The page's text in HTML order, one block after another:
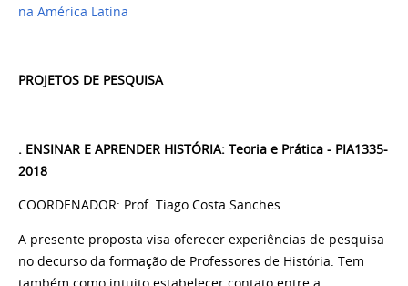
na América Latina
PROJETOS DE PESQUISA
. ENSINAR E APRENDER HISTÓRIA: Teoria e Prática - PIA1335-
2018
COORDENADOR: Prof. Tiago Costa Sanches
A presente proposta visa oferecer experiências de pesquisa
no decurso da formação de Professores de História. Tem